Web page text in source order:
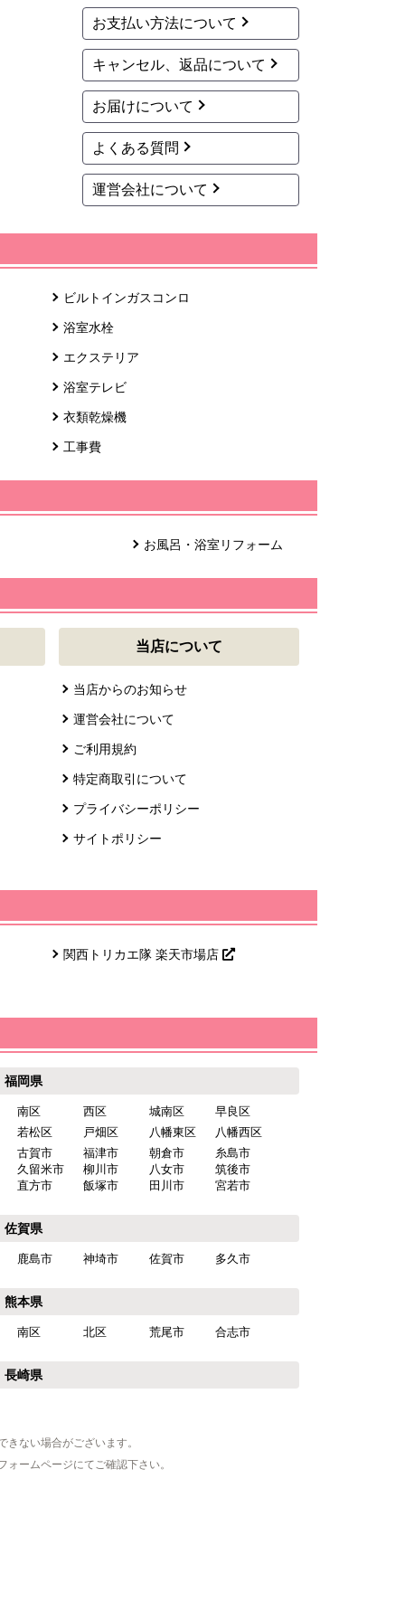
お支払い方法について
キャンセル、返品について
お届けについて
よくある質問
運営会社について
ビルトインガスコンロ
浴室水栓
エクステリア
浴室テレビ
衣類乾燥機
工事費
お風呂・浴室リフォーム
当店について
当店からのお知らせ
運営会社について
ご利用規約
特定商取引について
プライバシーポリシー
サイトポリシー
関西トリカエ隊 楽天市場店
福岡県
南区 西区 城南区
早良区
若松区
戸畑区 八幡東区
八幡西区
古賀市
福津市 朝倉市
糸島市
久留米市
柳川市 八女市
筑後市
直方市
飯塚市 田川市 宮若市
佐賀県
鹿島市 神埼市 佐賀市 多久市
熊本県
南区 北区 荒尾市 合志市
長崎県
ない場合がございます。
ームページにてご確認下さい。